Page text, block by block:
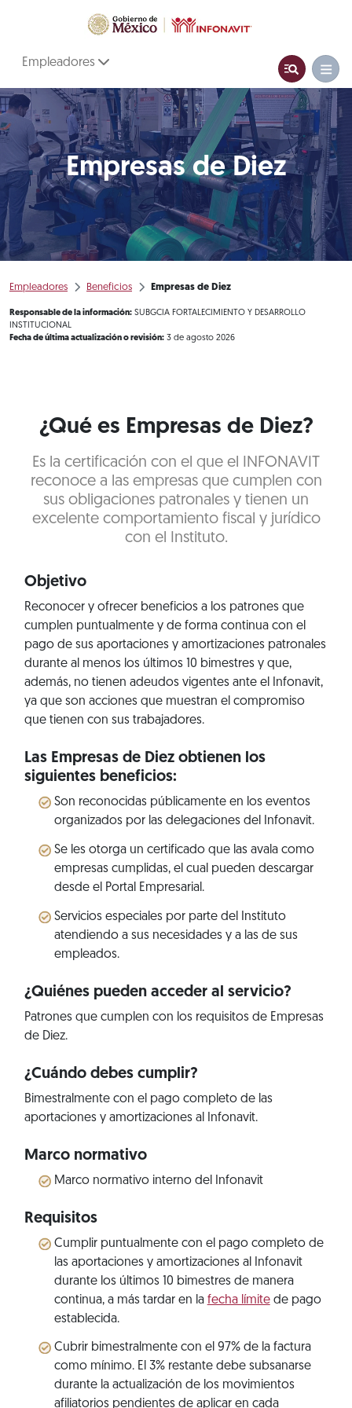
Empleadores
Empresas de Diez
Empleadores Beneficios Empresas de Diez
Responsable de la información: SUBGCIA FORTALECIMIENTO Y DESARROLLO
INSTITUCIONAL
Fecha de última actualización o revisión: 3 de agosto 2026
¿Qué es Empresas de Diez?
Es la certificación con el que el INFONAVIT
reconoce a las empresas que cumplen con
sus obligaciones patronales y tienen un
excelente comportamiento fiscal y jurídico
con el Instituto.
Objetivo
Reconocer y ofrecer beneficios a los patrones que
cumplen puntualmente y de forma continua con el
pago de sus aportaciones y amortizaciones patronales
durante al menos los últimos 10 bimestres y que,
además, no tienen adeudos vigentes ante el Infonavit,
ya que son acciones que muestran el compromiso
que tienen con sus trabajadores.
Las Empresas de Diez obtienen los
siguientes beneficios:
Son reconocidas públicamente en los eventos
organizados por las delegaciones del Infonavit.
Se les otorga un certificado que las avala como
empresas cumplidas, el cual pueden descargar
desde el Portal Empresarial.
Servicios especiales por parte del Instituto
atendiendo a sus necesidades y a las de sus
empleados.
¿Quiénes pueden acceder al servicio?
Patrones que cumplen con los requisitos de Empresas
de Diez.
¿Cuándo debes cumplir?
Bimestralmente con el pago completo de las
aportaciones y amortizaciones al Infonavit.
Marco normativo
Marco normativo interno del Infonavit
Requisitos
Cumplir puntualmente con el pago completo de
las aportaciones y amortizaciones al Infonavit
durante los últimos 10 bimestres de manera
continua, a más tardar en la fecha límitede pago
establecida.
Cubrir bimestralmente con el 97% de la factura
como mínimo. El 3% restante debe subsanarse
durante la actualización de los movimientos
afiliatorios pendientes de aplicar en cada